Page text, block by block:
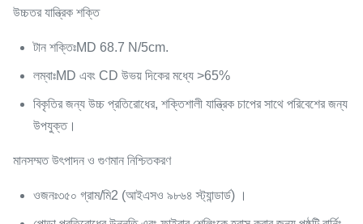
উচ্চতর যান্ত্রিক শক্তি
টান শক্তিঃMD 68.7 N/5cm.
লম্বাঃMD এবং CD উভয় দিকের মধ্যে >65%
বিকৃতির জন্য উচ্চ প্রতিরোধের, শক্তিশালী যান্ত্রিক চাপের সাথে পরিবেশের জন্য
উপযুক্ত।
মানসম্মত উৎপাদন ও গুণমান নিশ্চিতকরণ
ওজনঃ৩৫০ গ্রাম/মি2 (আইএসও ৯৮৬৪ স্ট্যান্ডার্ড) ।